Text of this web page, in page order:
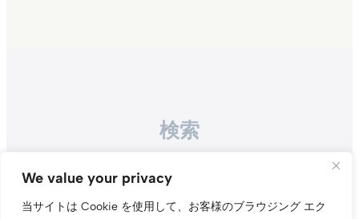
We value your privacy
当サイトは Cookie を使用して、お客様のブラウジング エク
検索
Search